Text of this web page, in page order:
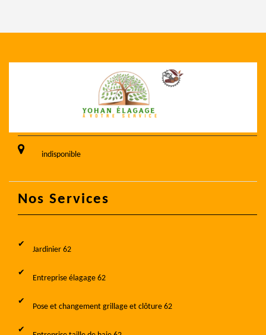
indisponible
Nos Services
Jardinier 62
Entreprise élagage 62
Pose et changement grillage et clôture 62